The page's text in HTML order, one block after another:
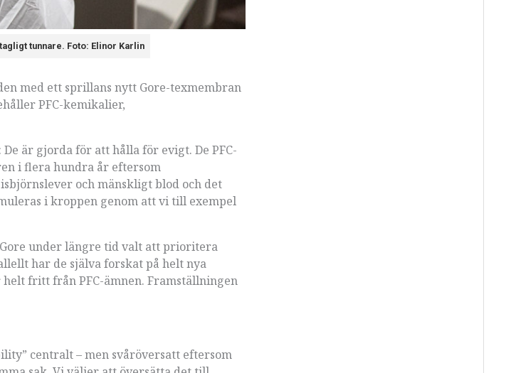
tunnare. Foto: Elinor Karlin
med ett sprillans nytt Gore-texmembran
PFC-kemikalier,
är gjorda för att hålla för evigt. De PFC-
i flera hundra år eftersom
och mänskligt blod och det
i kroppen genom att vi till exempel
under längre tid valt att prioritera
har de själva forskat på helt nya
helt fritt från PFC-ämnen. Framställningen
centralt – men svåröversatt eftersom